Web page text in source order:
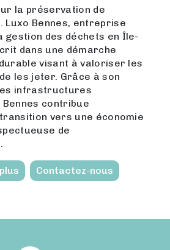
la préservation de
Luxo Bennes, entreprise
gestion des déchets en Île-
dans une démarche
visant à valoriser les
les jeter. Grâce à son
infrastructures
contribue
vers une économie
de
Contactez-nous